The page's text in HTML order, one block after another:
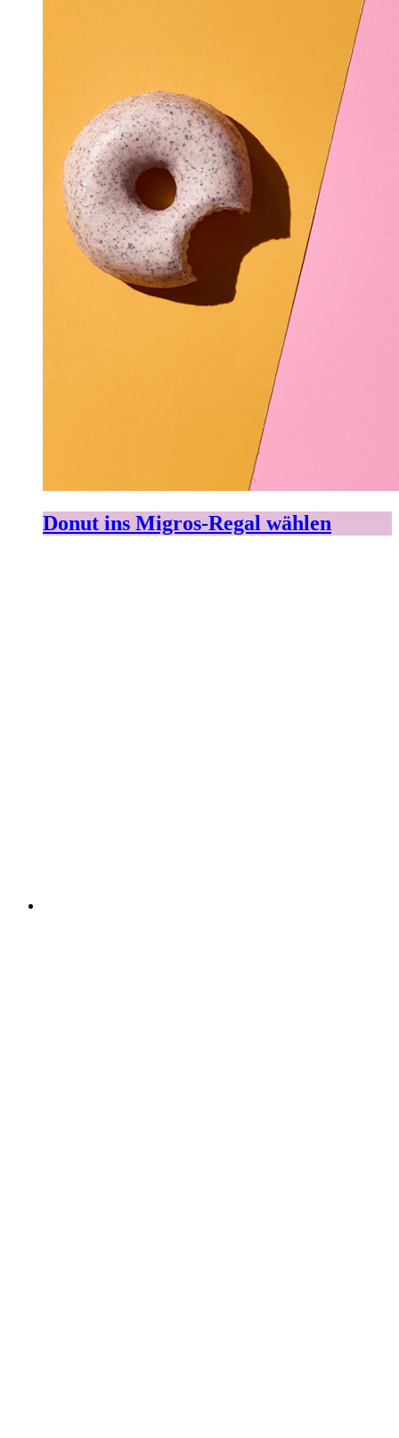
Donut ins Migros-Regal wählen